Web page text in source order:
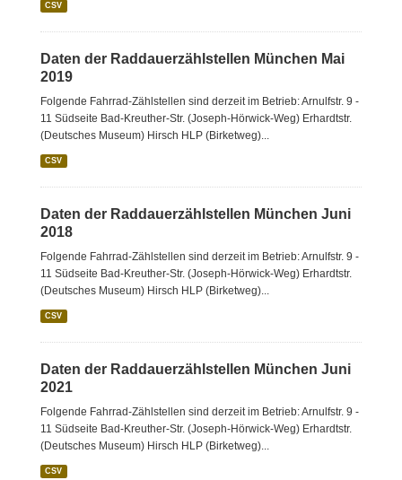
CSV
Daten der Raddauerzählstellen München Mai
2019
Folgende Fahrrad-Zählstellen sind derzeit im Betrieb: Arnulfstr. 9 -
11 Südseite Bad-Kreuther-Str. (Joseph-Hörwick-Weg) Erhardtstr.
(Deutsches Museum) Hirsch HLP (Birketweg)...
CSV
Daten der Raddauerzählstellen München Juni
2018
Folgende Fahrrad-Zählstellen sind derzeit im Betrieb: Arnulfstr. 9 -
11 Südseite Bad-Kreuther-Str. (Joseph-Hörwick-Weg) Erhardtstr.
(Deutsches Museum) Hirsch HLP (Birketweg)...
CSV
Daten der Raddauerzählstellen München Juni
2021
Folgende Fahrrad-Zählstellen sind derzeit im Betrieb: Arnulfstr. 9 -
11 Südseite Bad-Kreuther-Str. (Joseph-Hörwick-Weg) Erhardtstr.
(Deutsches Museum) Hirsch HLP (Birketweg)...
CSV